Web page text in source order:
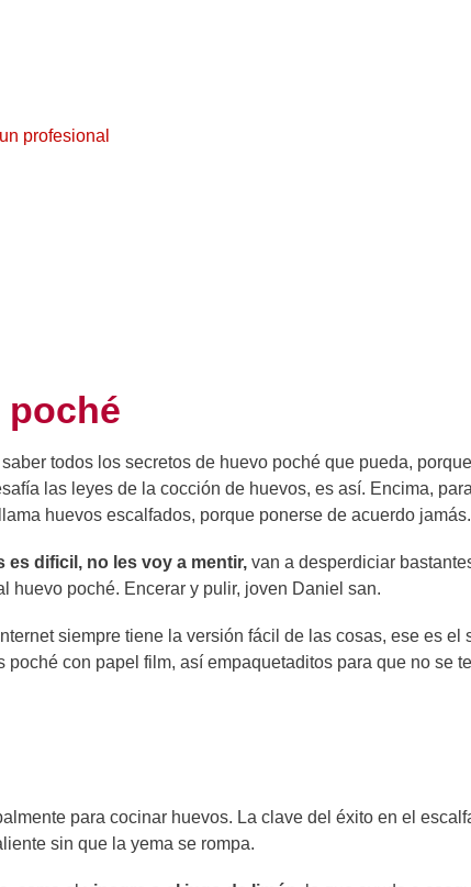
profesional
poché
todos los secretos de huevo poché que pueda,
las leyes de la cocción de huevos, es así. Encima, para
huevos escalfados, porque ponerse de acuerdo jamás.
es dificil, no les voy a mentir, van a desperdiciar
huevo poché. Encerar y pulir, joven Daniel san.
siempre tiene la versión fácil de las cosas, ese es el
con papel film, así empaquetaditos para que no se te
para cocinar huevos. La clave del éxito en el
sin que la yema se rompa.